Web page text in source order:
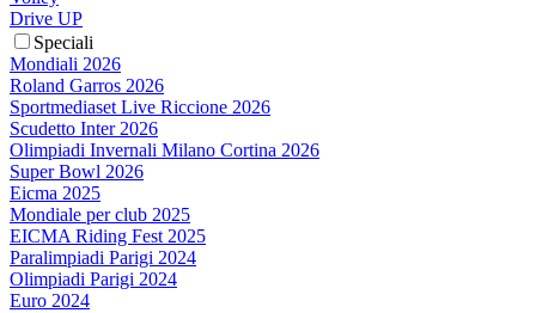
Drive UP
Speciali
Mondiali 2026
Roland Garros 2026
Sportmediaset Live Riccione 2026
Scudetto Inter 2026
Olimpiadi Invernali Milano Cortina 2026
Super Bowl 2026
Eicma 2025
Mondiale per club 2025
EICMA Riding Fest 2025
Paralimpiadi Parigi 2024
Olimpiadi Parigi 2024
Euro 2024